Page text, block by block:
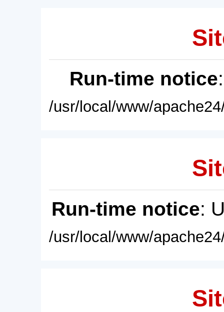
Run-time notice
/usr/local/www/
Run-time notice:
/usr/local/www/